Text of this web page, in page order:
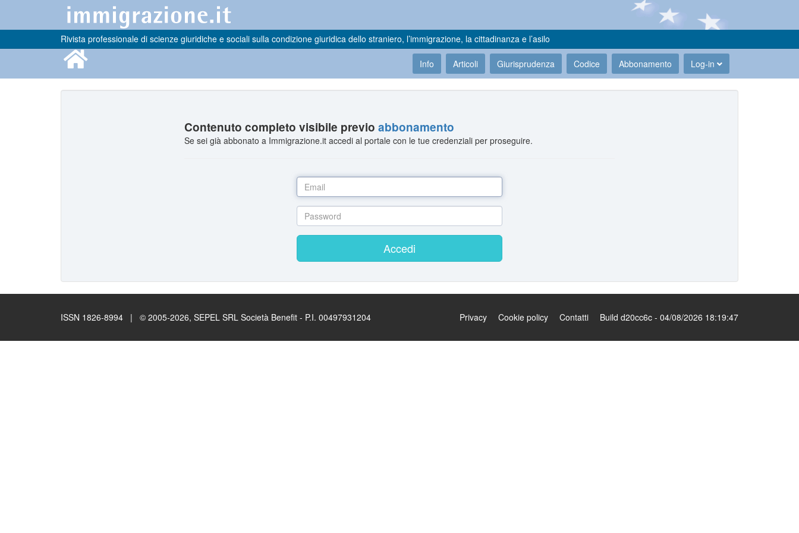
Rivista professionale di scienze giuridiche e sociali sulla condizione giuridica dello straniero, l’immigrazione, la cittadinanza e l’asilo
Info Articoli Giurisprudenza Codice Abbonamento Log-in
Contenuto completo visibile previoabbonamento
Se sei già abbonato a Immigrazione.it accedi al portale con le tue credenziali per proseguire.
Accedi
ISSN 1826-8994 | © 2005-2026, SEPEL SRL Società Benefit - P.I. 00497931204 Privacy Cookie policy Contatti Build d20cc6c - 04/08/2026 18:19:47